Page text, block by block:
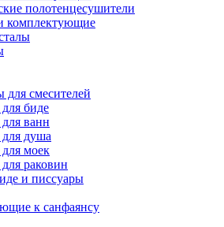
полотенцесушители
комплектующие
для смесителей
биде
ванн
душа
моек
раковин
и писсуары
к санфаянсу